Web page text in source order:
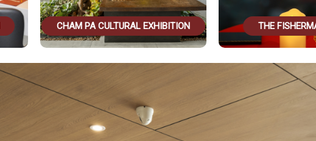
CHAM PA CULTURAL EXHIBITION THE